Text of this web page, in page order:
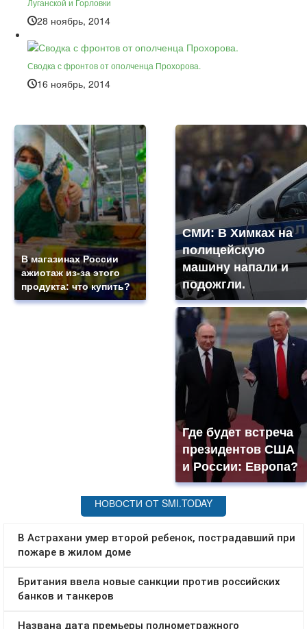
Луганской и Горловки
28 ноябрь, 2014
Сводка с фронтов от ополченца Прохорова.
16 ноябрь, 2014
В магазинах России
ажиотаж из-за этого
продукта: что купить?
СМИ: В Химках на
полицейскую
машину напали и
подожгли.
Где будет встреча
президентов США
и России: Европа?